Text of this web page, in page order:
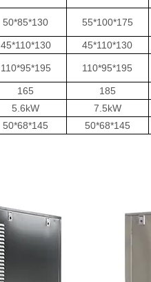
50*85*130
55*100*175
45*110*130
45*110*130
110*95*195
110*95*195
165
185
5.6kW
7.5kW
50*68*145 50*68*145